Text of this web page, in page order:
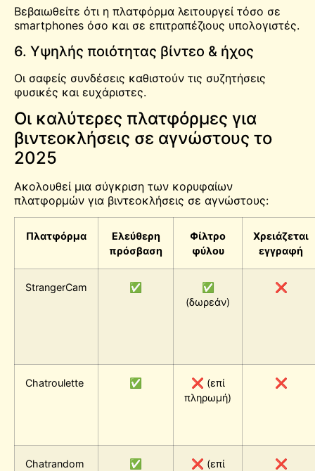
Βεβαιωθείτε ότι η πλατφόρμα λειτουργεί τόσο σε
smartphones όσο και σε επιτραπέζιους υπολογιστές.
6. Υψηλής ποιότητας βίντεο & ήχος
Οι σαφείς συνδέσεις καθιστούν τις συζητήσεις
φυσικές και ευχάριστες.
Οι καλύτερες πλατφόρμες για
βιντεοκλήσεις σε αγνώστους το
2025
Ακολουθεί μια σύγκριση των κορυφαίων
πλατφορμών για βιντεοκλήσεις σε αγνώστους:
Πλατφόρμα
Ελεύθερη
πρόσβαση
Φίλτρο
φύλου
Χρειάζεται
εγγραφή
StrangerCam ✅
✅
(δωρεάν)
❌
Chatroulette ✅
❌ (επί
πληρωμή)
❌
Chatrandom ✅
❌ (επί
❌